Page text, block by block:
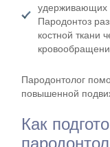
удерживающих
Пародонтоз
костной ткани
Пародонтолог
повышенной
Как